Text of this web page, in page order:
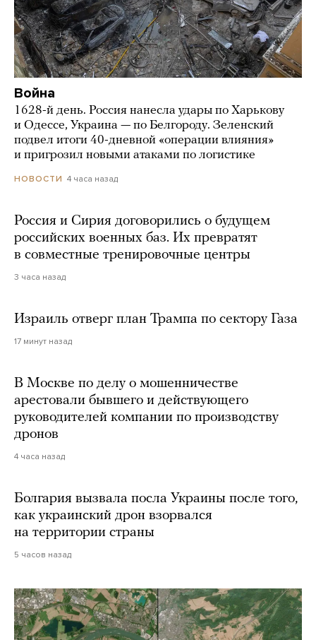
Война
1628-й день. Россия нанесла удары по Харькову
и Одессе, Украина — по Белгороду. Зеленский
подвел итоги 40-дневной «операции влияния»
и пригрозил новыми атаками по логистике
НОВОСТИ 4 часа назад
Россия и Сирия договорились о будущем
российских военных баз. Их превратят
в совместные тренировочные центры
3 часа назад
Израиль отверг план Трампа по сектору Газа
17 минут назад
В Москве по делу о мошенничестве
арестовали бывшего и действующего
руководителей компании по производству
дронов
4 часа назад
Болгария вызвала посла Украины после того,
как украинский дрон взорвался
на территории страны
5 часов назад